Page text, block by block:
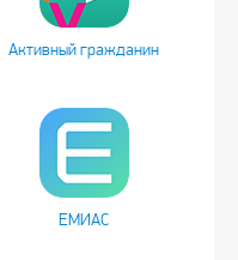
Активный гражданин
ЕМИАС